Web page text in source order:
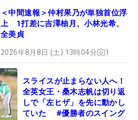
＜中間速報＞仲村果乃が単独首位浮
上 1打差に吉澤柚月、小林光希、
全美貞
2026年8月8日 (土) 13時04分 1
スライスが止まらない人へ！
全英女王・桑木志帆は切り返
しで「左ヒザ」を先に動かし
ていた #優勝者のスイング